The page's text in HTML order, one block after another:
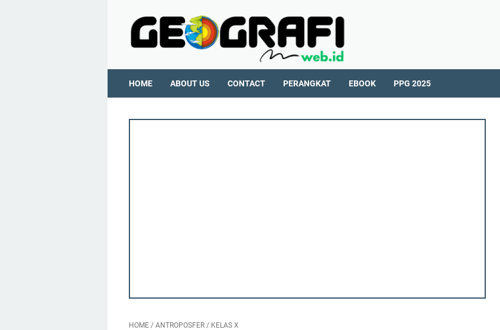
HOME ABOUT US CONTACT PERANGKAT EBOOK PPG 2025
HOME / ANTROPOSFER / KELAS X